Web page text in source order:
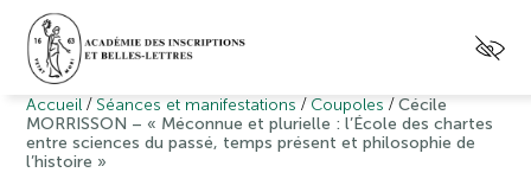
Accueil / Séances et manifestations / Coupoles /Cécile
MORRISSON – « Méconnue et plurielle : l’École des chartes
entre sciences du passé, temps présent et philosophie de
l’histoire »